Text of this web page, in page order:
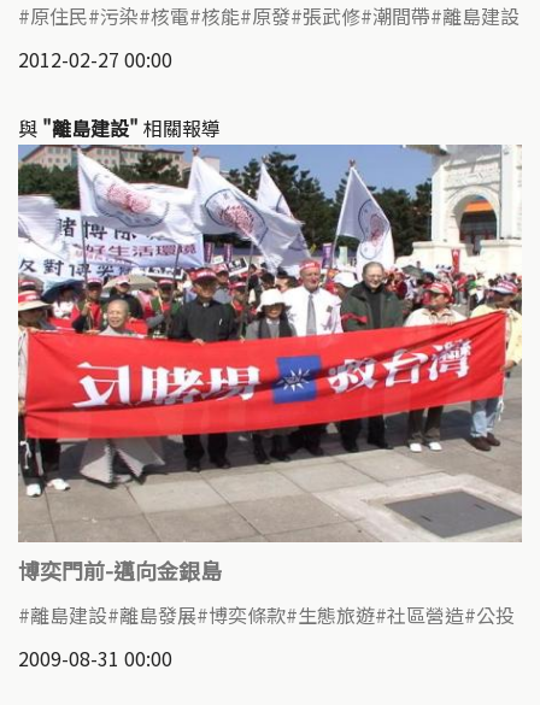
原住民 污染 核電 核能 原發 張武修 潮間帶 離島建設
2012-02-27 00:00
與 "離島建設" 相關報導
博奕門前-邁向金銀島
離島建設 離島發展 博奕條款 生態旅遊 社區營造 公投
2009-08-31 00:00